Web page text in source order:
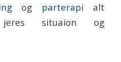
og parterapi alt
situaion og